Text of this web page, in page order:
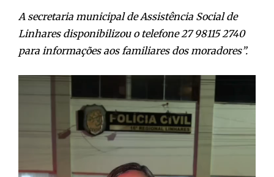
A secretaria municipal de Assistência Social de
Linhares disponibilizou o telefone 27 98115 2740
para informações aos familiares dos moradores”.